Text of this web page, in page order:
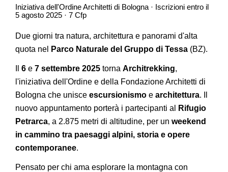
Iniziativa dell'Ordine Architetti di Bologna · Iscrizioni entro il
5 agosto 2025 · 7 Cfp
Due giorni tra natura, architettura e panorami d'alta
quota nel
Parco Naturale del Gruppo di Tessa (BZ).
6 e 7 settembre 2025 torna Architrekking,
l'iniziativa dell'Ordine e della Fondazione Architetti di
Bologna che unisce escursionismo e architettura. Il
nuovo appuntamento porterà i partecipanti al
Rifugio
Petrarca, a 2.875 metri di altitudine, per un weekend
in cammino tra paesaggi alpini, storia e opere
contemporanee.
Pensato per chi ama esplorare la montagna con